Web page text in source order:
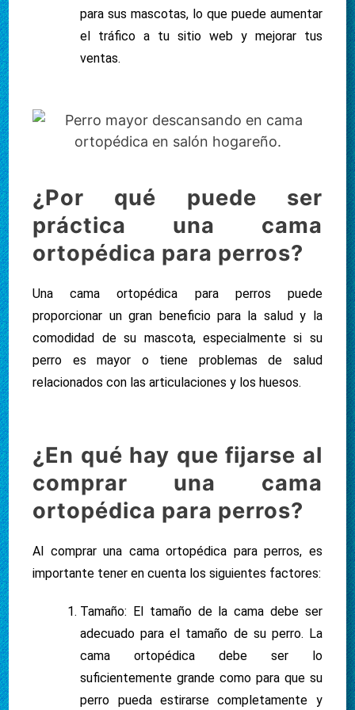
para sus mascotas, lo que puede aumentar
el tráfico a tu sitio web y mejorar tus
ventas.
¿Por qué puede ser
práctica una cama
ortopédica para perros?
Una cama ortopédica para perros puede
proporcionar un gran beneficio para la salud y la
comodidad de su mascota, especialmente si su
perro es mayor o tiene problemas de salud
relacionados con las articulaciones y los huesos.
¿En qué hay que fijarse al
comprar una cama
ortopédica para perros?
Al comprar una cama ortopédica para perros, es
importante tener en cuenta los siguientes factores:
Tamaño: El tamaño de la cama debe ser
adecuado para el tamaño de su perro. La
cama ortopédica debe ser lo
suficientemente grande como para que su
perro pueda estirarse completamente y